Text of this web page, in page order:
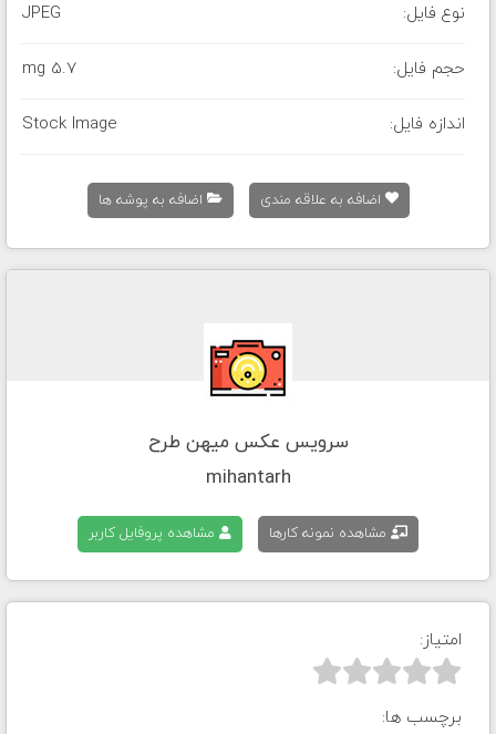
نوع فایل: JPEG
حجم فایل: 5.7 mg
اندازه فایل: Stock Image
اضافه به علاقه مندی اضافه به پوشه ها
سرویس عکس میهن طرح
mihantarh
مشاهده نمونه کارها مشاهده پروفایل کاربر
امتیاز:



برچسب ها: